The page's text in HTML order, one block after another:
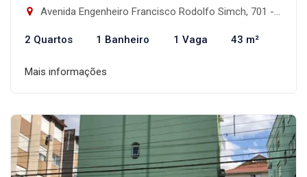
Avenida Engenheiro Francisco Rodolfo Simch, 701 - Sarandi, Porto Alegre-RS
2 Quartos 1 Banheiro 1 Vaga 43 m²
Mais informações